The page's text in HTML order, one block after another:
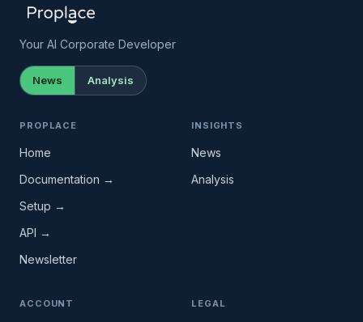
Your AI Corporate Developer
News Analysis
PROPLACE
Home
Documentation →
Setup →
API →
Newsletter
INSIGHTS
News
Analysis
ACCOUNT LEGAL